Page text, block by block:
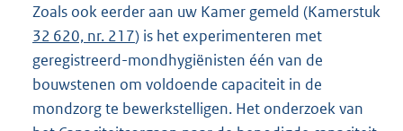
Zoals ook eerder aan uw Kamer gemeld (Kamerstuk
32 620, nr. 217) is het experimenteren met
geregistreerd-mondhygiënisten één van de
bouwstenen om voldoende capaciteit in de
mondzorg te bewerkstelligen. Het onderzoek van